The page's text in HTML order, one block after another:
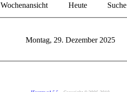
Wochenansicht Heute Suche
Montag, 29. Dezember 2025